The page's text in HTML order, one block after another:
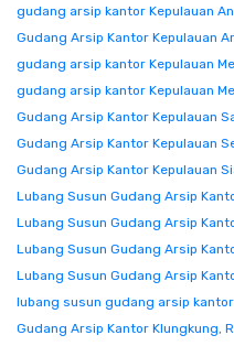
gudang arsip kantor Kepulauan
Gudang Arsip Kantor Kepulauan
gudang arsip kantor Kepulauan
gudang arsip kantor Kepulauan
Gudang Arsip Kantor Kepulauan
Gudang Arsip Kantor Kepulauan
Gudang Arsip Kantor Kepulauan
Lubang Susun Gudang Arsip
Lubang Susun Gudang Arsip
Lubang Susun Gudang Arsip
Lubang Susun Gudang Arsip
lubang susun gudang arsip
Gudang Arsip Kantor Klungkung,